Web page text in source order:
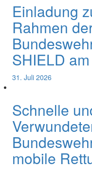
Einladung
Rahmen
SHIELD
31. Juli 2026
Schnelle
mobile